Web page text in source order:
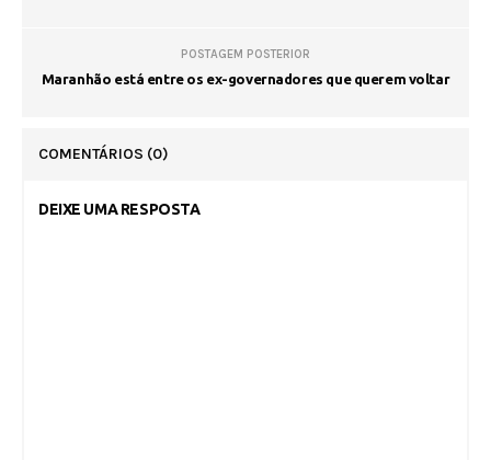
POSTAGEM POSTERIOR
Maranhão está entre os ex-governadores que querem voltar
COMENTÁRIOS (0)
DEIXE UMA RESPOSTA